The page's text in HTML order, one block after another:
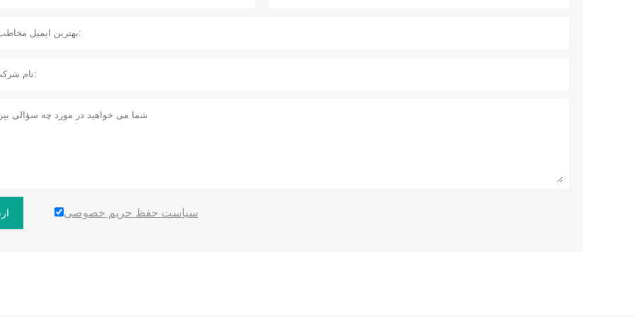
سیاست حفظ حریم خصوصی